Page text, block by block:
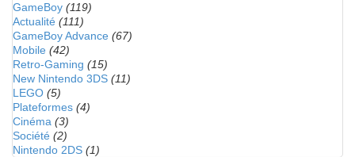
GameBoy (119)
Actualité (111)
GameBoy Advance (67)
Mobile (42)
Retro-Gaming (15)
New Nintendo 3DS (11)
LEGO (5)
Plateformes (4)
Cinéma (3)
Société (2)
Nintendo 2DS (1)